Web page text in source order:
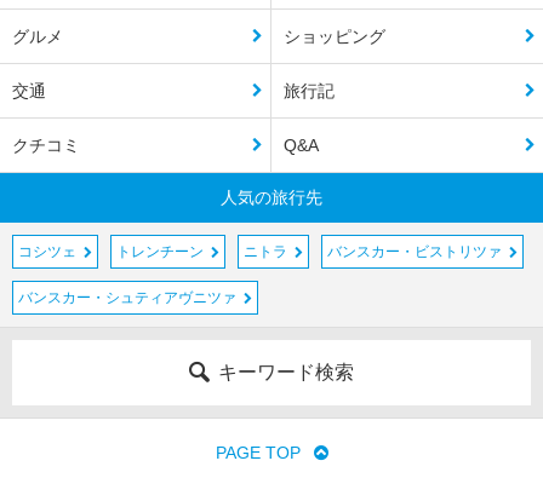
グルメ ショッピング
交通 旅行記
クチコミ Q&A
人気の旅行先
コシツェ トレンチーン ニトラ バンスカー・ビストリツァ
バンスカー・シュティアヴニツァ
キーワード検索
PAGE TOP